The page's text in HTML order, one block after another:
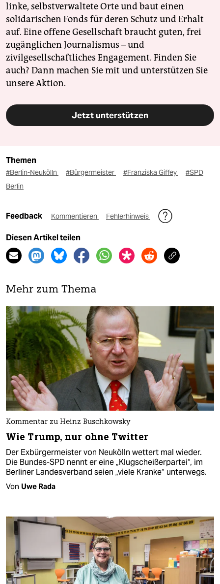
linke, selbstverwaltete Orte und baut einen
solidarischen Fonds für deren Schutz und Erhalt
auf. Eine offene Gesellschaft braucht guten, frei
zugänglichen Journalismus – und
zivilgesellschaftliches Engagement. Finden Sie
auch? Dann machen Sie mit und unterstützen Sie
unsere Aktion.
Jetzt unterstützen
Themen
#Berlin-Neukölln #Bürgermeister #Franziska Giffey
#SPD
Berlin
Feedback Kommentieren Fehlerhinweis
Diesen Artikel teilen
Mehr zum Thema
Kommentar zu Heinz Buschkowsky
Wie Trump, nur ohne Twitter
Der Exbürgermeister von Neukölln wettert mal wieder.
Die Bundes-SPD nennt er eine „Klugscheißerpartei“, im
Berliner Landesverband seien „viele Kranke“ unterwegs.
Von Uwe Rada